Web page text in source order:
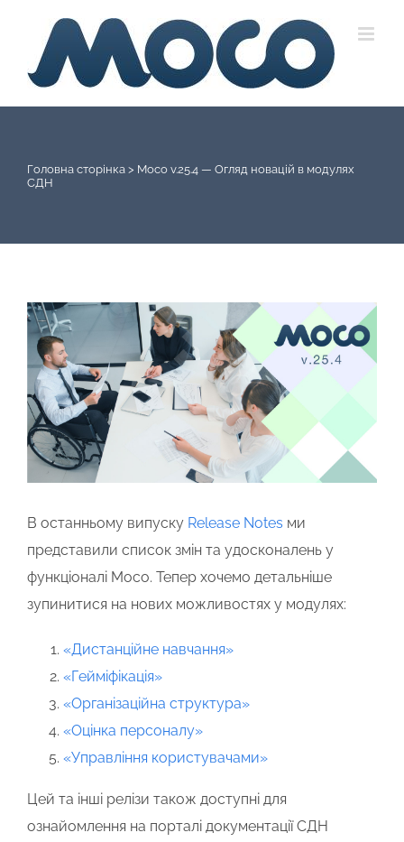
content
Головна сторінка > Moco v.25.4 — Огляд новацій в модулях
СДН
View
Larger
Image
В останньому випуску Release Notes ми
представили список змін та удосконалень у
функціоналі Moco. Тепер хочемо детальніше
зупинитися на нових можливостях у модулях:
«Дистанційне навчання»
«Гейміфікація»
«Організаційна структура»
«Оцінка персоналу»
«Управління користувачами»
Цей та інші релізи також доступні для
ознайомлення на порталі документації СДН